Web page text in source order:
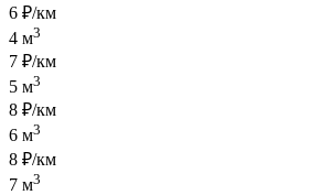
6 ₽/км
4 м3
7 ₽/км
5 м3
8 ₽/км
6 м3
8 ₽/км
7 м3